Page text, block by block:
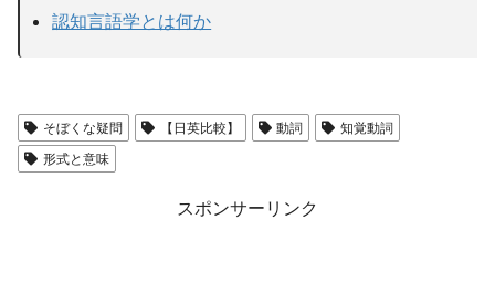
認知言語学とは何か
そぼくな疑問 【日英比較】 動詞
知覚動詞
形式と意味
スポンサーリンク